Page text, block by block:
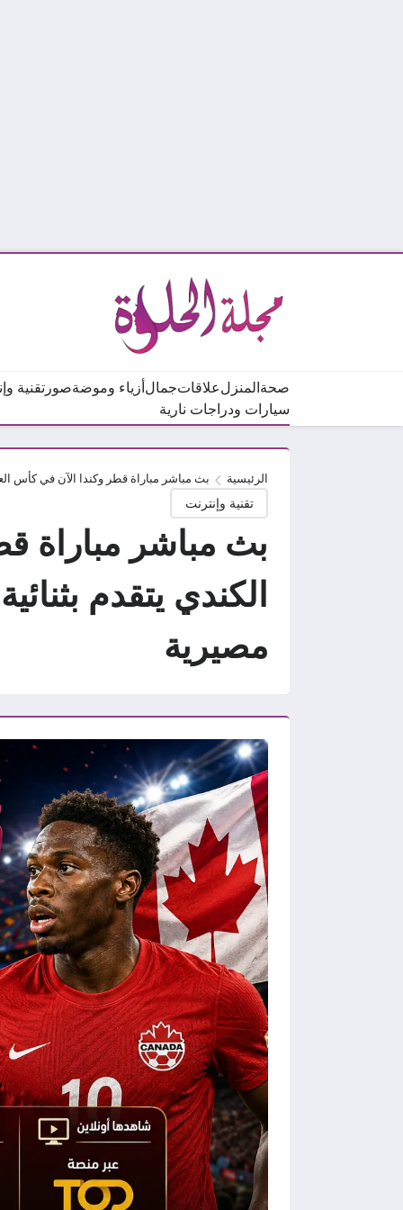
صحة المنزلعلاقاتجمال أزياء وموضةصور تقنية
سيارات ودراجات نارية
الرئيسية بث مباشر مباراة قطر وكندا الآن في كأس العالم 2026.. المنتخب الكندي يتقدم بثنائية مبكرة والعنابي يبحث عن العودة في
تقنية وإنترنت
الكندي يتقدم
مصيرية